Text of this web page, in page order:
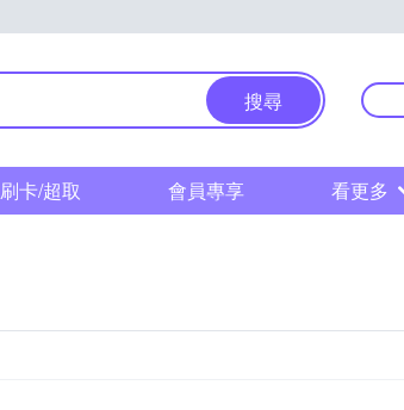
搜尋
刷卡/超取 會員專享 看更多